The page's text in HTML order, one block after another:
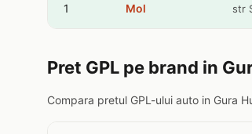
1 Mol str
Pret GPL pe brand in
Compara pretul GPL-ului auto in Gura